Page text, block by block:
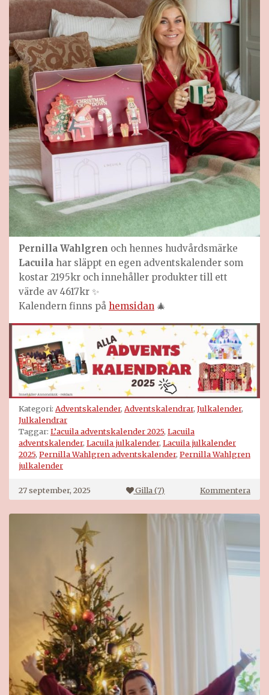
Pernilla Wahlgren och hennes hudvårdsmärke
Lacuila har släppt en egen adventskalender som
kostar 2195kr och innehåller produkter till ett
värde av 4617kr ✨
Kalendern finns på hemsidan 🎄
Kategori: Adventskalender, Adventskalendrar, Julkalender,
Julkalendrar
Taggar: L’acuila adventskalender 2025, Lacuila
adventskalender, Lacuila julkalender, Lacuila julkalender
2025, Pernilla Wahlgren adventskalender, Pernilla Wahlgren
julkalender
27 september, 2025 Gilla (7) Kommenterapå